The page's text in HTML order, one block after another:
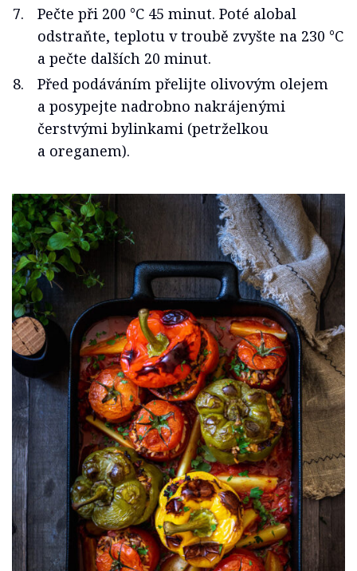
Pečte při 200 °C 45 minut. Poté alobal
odstraňte, teplotu v troubě zvyšte na 230 °C
a pečte dalších 20 minut.
Před podáváním přelijte olivovým olejem
a posypejte nadrobno nakrájenými
čerstvými bylinkami (petrželkou
a oreganem).